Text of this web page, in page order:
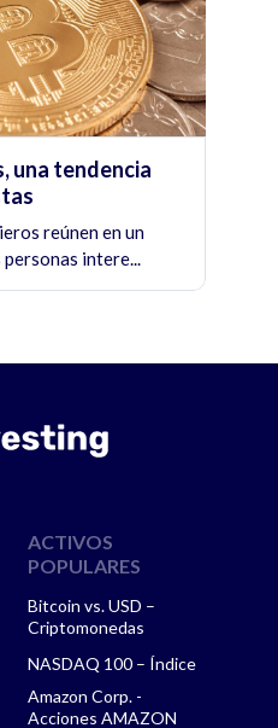
una tendencia
reúnen en un
intere...
ACTIVOS
POPULARES
Bitcoin vs. USD –
Criptomonedas
NASDAQ 100 – Índice
Amazon Corp. -
Acciones AMAZON